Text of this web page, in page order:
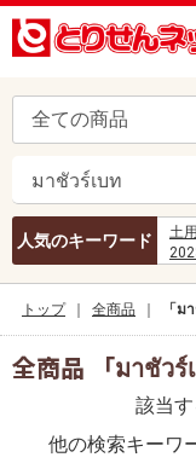
人気のキーワード 土
el
トップ 全商品 「ม
全商品 「มาชัวร์
該当す
他の検索キーワ